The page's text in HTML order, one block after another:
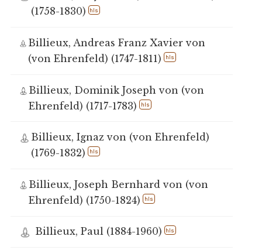
(1758-1830)
hls
Billieux, Andreas Franz Xavier von
(von Ehrenfeld) (1747-1811)
hls
Billieux, Dominik Joseph von (von
Ehrenfeld) (1717-1783)
hls
Billieux, Ignaz von (von Ehrenfeld)
(1769-1832)
hls
Billieux, Joseph Bernhard von (von
Ehrenfeld) (1750-1824)
hls
Billieux, Paul (1884-1960) hls